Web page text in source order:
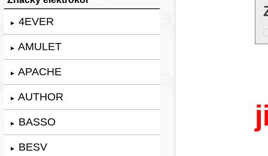
► 4EVER
► AMULET
► APACHE
► AUTHOR
► BASSO
► BESV